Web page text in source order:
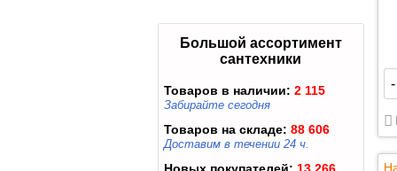
Большой ассортимент
сантехники
Товаров в наличии: 2 115
Забирайте сегодня
Товаров на складе: 88 606
Доставим в течении 24 ч.
-